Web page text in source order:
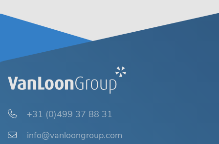
+31 (0)499 37 88 31
info@vanloongroup.com